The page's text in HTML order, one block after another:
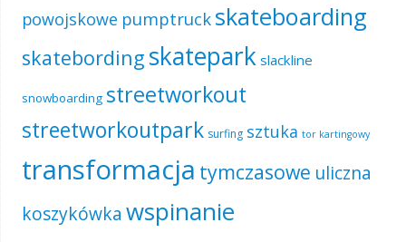
powojskowe pumptruck skateboarding
skatebording skatepark slackline
snowboarding streetworkout
streetworkoutpark surfing sztuka tor kartingowy
transformacja tymczasowe uliczna
koszykówka wspinanie